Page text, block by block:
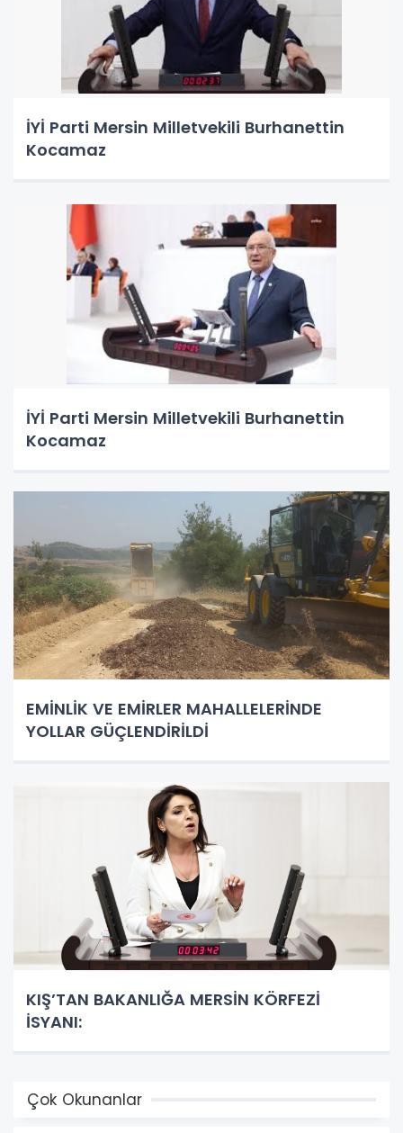
İYİ Parti Mersin Milletvekili Burhanettin
Kocamaz
İYİ Parti Mersin Milletvekili Burhanettin
Kocamaz
EMİNLİK VE EMİRLER MAHALLELERİNDE
YOLLAR GÜÇLENDİRİLDİ
KIŞ’TAN BAKANLIĞA MERSİN KÖRFEZİ
İSYANI:
Çok Okunanlar